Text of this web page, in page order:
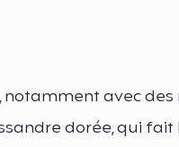
avec
dorée, qui